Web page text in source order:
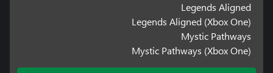
Legends Aligned
Legends Aligned (Xbox One)
Mystic Pathways
Mystic Pathways (Xbox One)